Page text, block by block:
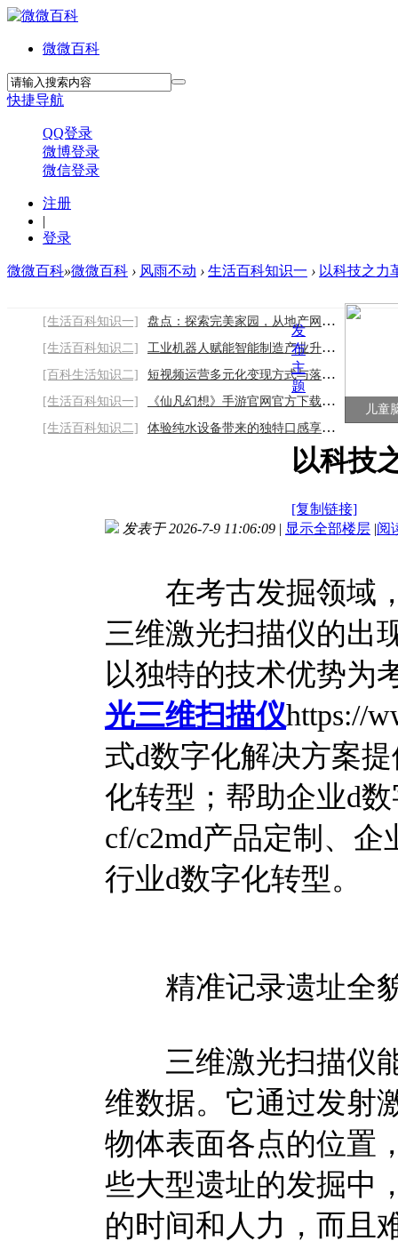
微微百科
快捷导航
QQ登录
微博登录
微信登录
注册
|
登录
微微百科»微微百科 › 风雨不动 › 生活百科知识一 › 以科技之力
[生活百科知识一]
盘点：探索完美家园，从地产网站建设开始
[生活百科知识二]
工业机器人赋能智能制造产业升级核心价值
[百科生活知识二]
短视频运营多元化变现方式与落地实操思路
[生活百科知识一]
《仙凡幻想》手游官网官方下载链接：畅享奇
[生活百科知识二]
体验纯水设备带来的独特口感享受2026/8/7
儿童
发
布
主
题
以科技
[复制链接]
发表于 2026-7-9 11:06:09 | 显示全部楼层 |阅
在考古发掘领域，
三维激光扫描仪的出
以独特的技术优势为
光三维扫描仪https://
式d数字化解决方案
化转型；帮助企业d
cf/c2md产品定制、
行业d数字化转型。
精准记录遗址全
三维激光扫描仪能
维数据。它通过发射
物体表面各点的位置
些大型遗址的发掘中
的时间和人力，而且